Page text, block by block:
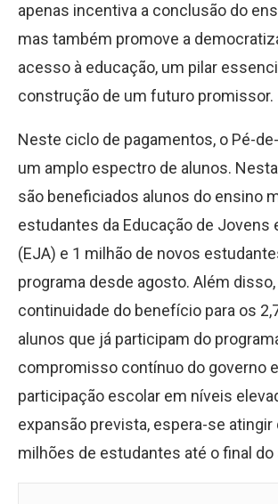
apenas incentiva a conclusão do
mas também promove a
acesso à educação, um pilar
construção de um futuro promissor.
Neste ciclo de pagamentos, o Pé-
um amplo espectro de alunos.
são beneficiados alunos do ensino
estudantes da Educação de Jovens
(EJA) e 1 milhão de novos
programa desde agosto. Além disso,
continuidade do benefício para os
alunos que já participam do
compromisso contínuo do governo
participação escolar em níveis
expansão prevista, espera-se atingir
milhões de estudantes até o final do